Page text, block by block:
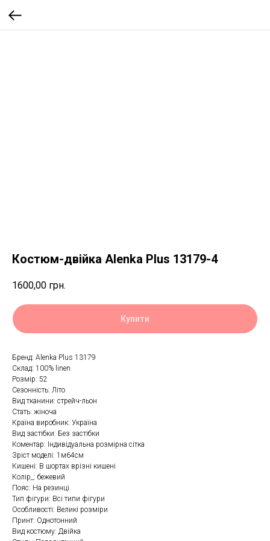
Костюм-двійка Alenka Plus 13179-4
1600,00 грн.
Купити
Бренд: Alenka Plus 13179
Склад: 100% linen
Розмір: 52
Сезонність: Літо
Вид тканини: стрейч-льон
Стать: жіноча
Країна виробник: Україна
Вид застібки: Без застібки
Коментар: Індивідуальна розмірна сітка
Зріст моделі: 1м64см
Кишені: В шортах врізні кишені
Колір_: бежевий
Пояс: На резинці
Тип фігури: Всі типи фігури
Особливості: Великі розміри
Принт: Однотонний
Вид костюму: Двійка